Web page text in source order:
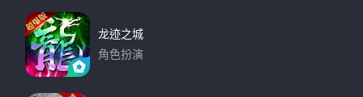
龙迹之城
角色扮演